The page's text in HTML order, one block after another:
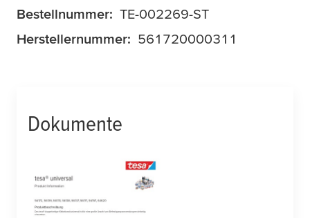
Bestellnummer: TE-002269-ST
Herstellernummer: 561720000311
Dokumente